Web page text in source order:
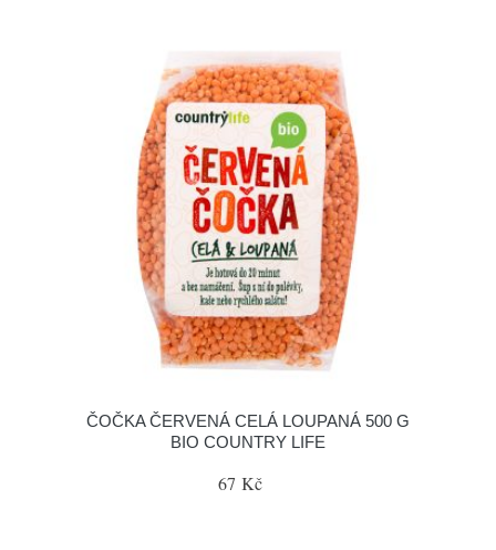
ČOČKA ČERVENÁ CELÁ LOUPANÁ 500 G
BIO COUNTRY LIFE
67 Kč